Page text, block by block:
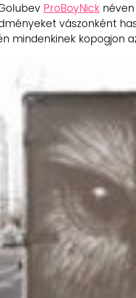
ProBoyNick néven
vászonként
mindenkinek kopogjon